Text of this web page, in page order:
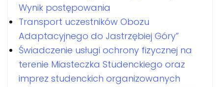
Wynik postępowania
Transport uczestników Obozu
Adaptacyjnego do Jastrzębiej Góry”
Świadczenie usługi ochrony fizycznej na
terenie Miasteczka Studenckiego oraz
imprez studenckich organizowanych